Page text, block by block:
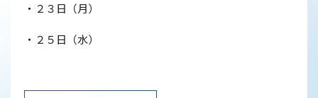
・２３日（月）
・２５日（水）